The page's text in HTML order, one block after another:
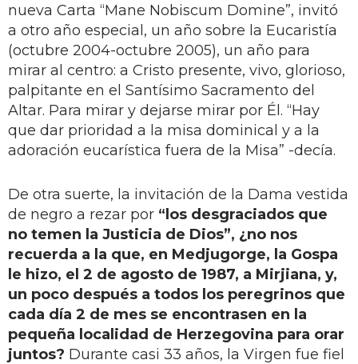
nueva Carta “Mane Nobiscum Domine”, invitó
a otro año especial, un año sobre la Eucaristía
(octubre 2004-octubre 2005), un año para
mirar al centro: a Cristo presente, vivo, glorioso,
palpitante en el Santísimo Sacramento del
Altar. Para mirar y dejarse mirar por Él. “Hay
que dar prioridad a la misa dominical y a la
adoración eucarística fuera de la Misa” -decía.
De otra suerte, la invitación de la Dama vestida
de negro a rezar por “los desgraciados que
no temen la Justicia de Dios”, ¿no nos
recuerda a la que, en Medjugorge, la Gospa
le hizo, el 2 de agosto de 1987, a Mirjiana, y,
un poco después a todos los peregrinos que
cada día 2 de mes se encontrasen en la
pequeña localidad de Herzegovina para orar
juntos? Durante casi 33 años, la Virgen fue fiel